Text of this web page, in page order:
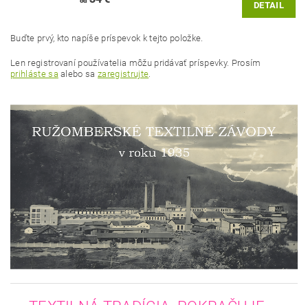
DETAIL
Buďte prvý, kto napíše príspevok k tejto položke.
Len registrovaní používatelia môžu pridávať príspevky. Prosím
prihláste sa alebo sazaregistrujte